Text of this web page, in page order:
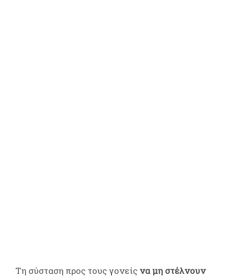
Τη σύσταση προς τους γονείς να μη στέλνουν